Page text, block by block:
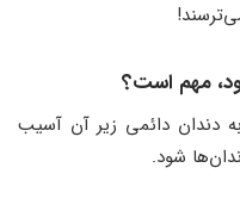
مهم است؟
دندان دائمی زیر آن آسیب
شود.